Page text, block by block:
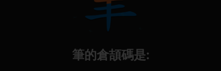
筆的倉頡碼是: